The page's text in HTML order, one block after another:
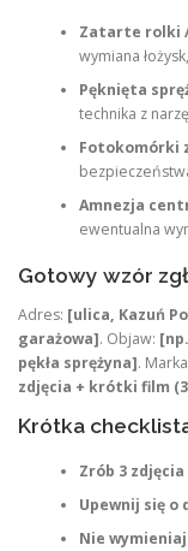
Zatarte rolki
wymiana
Pęknięta
technika z
Fotokomórki
Amnezja
ewentualna
Gotowy wzór
Adres: [ulica, Kazuń
garażowa]. Objaw:
pękła sprężyna].
zdjęcia + krótki film
Krótka
Zrób 3
Upewnij się o
Nie